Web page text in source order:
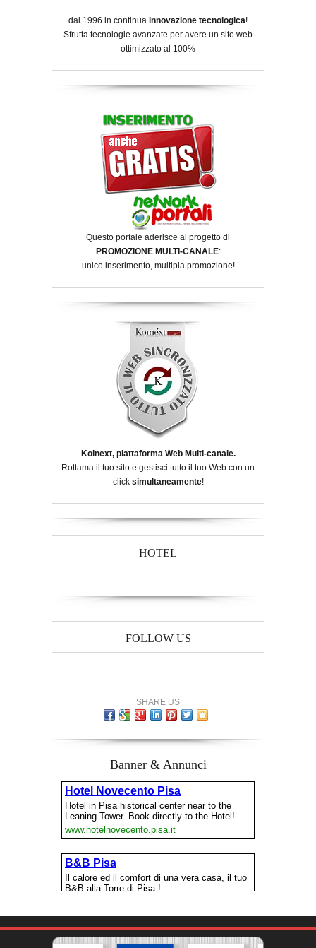
dal 1996 in continua innovazione tecnologica!
Sfrutta tecnologie avanzate per avere un sito web
ottimizzato al 100%
Questo portale aderisce al progetto di
PROMOZIONE MULTI-CANALE:
unico inserimento, multipla promozione!
Koinext, piattaforma Web Multi-canale.
Rottama il tuo sito e gestisci tutto il tuo Web con un
click simultaneamente!
HOTEL
FOLLOW US
SHARE US
Banner & Annunci